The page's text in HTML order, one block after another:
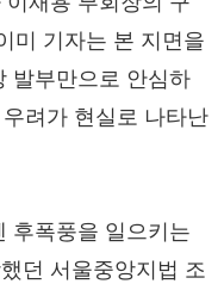
미 기자는 본 지면을
발부만으로 안심하
려가 현실로 나타난
후폭풍을 일으키는
던 서울중앙지법 조